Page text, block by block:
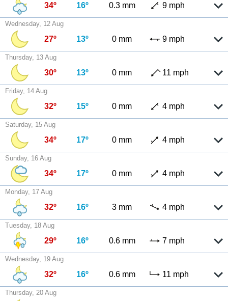
34º 16º 0.3 mm 9 mph
Wednesday, 12 Aug
27º 13º 0 mm 9 mph
Thursday, 13 Aug
30º 13º 0 mm 11 mph
Friday, 14 Aug
32º 15º 0 mm 4 mph
Saturday, 15 Aug
34º 17º 0 mm 4 mph
Sunday, 16 Aug
34º 17º 0 mm 4 mph
Monday, 17 Aug
32º 16º 3 mm 4 mph
Tuesday, 18 Aug
29º 16º 0.6 mm 7 mph
Wednesday, 19 Aug
32º 16º 0.6 mm 11 mph
Thursday, 20 Aug